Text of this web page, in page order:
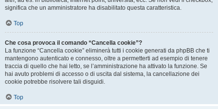
significa che un amministratore ha disabilitato questa caratteristica.
Top
Che cosa provoca il comando “Cancella cookie”?
La funzione “Cancella cookie” eliminerà tutti i cookie generati da phpBB che ti
mantengono autenticato e connesso, oltre a permetterti ad esempio di tenere
traccia di quello che hai letto, se l’amministrazione ha attivato la funzione. Se
hai avuto problemi di accesso o di uscita dal sistema, la cancellazione dei
cookie potrebbe risolvere tali disguidi.
Top